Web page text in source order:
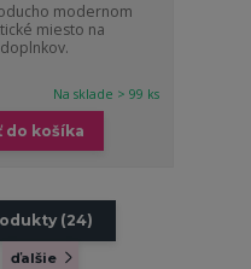
modernom
miesto na
Na sklade > 99 ks
do košíka
(24)
ďalšie